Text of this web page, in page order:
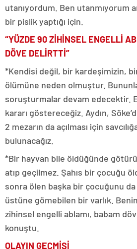
utanıyordum. Ben utanmıyorum
bir pislik yaptığı için.
“YÜZDE 90 ZİHİNSEL ENGELLİ
DÖVE DELİRTTİ”
*Kendisi değil, bir kardeşimizin,
ölümüne neden olmuştur.
soruşturmalar devam edecektir.
kararı göstereceğiz. Aydın,
2 mezarın da açılması için
bulunacağız.
*Bir hayvan bile öldüğünde
atıp geçilmez. Şahıs bir çocuğu
sonra ölen başka bir çocuğunu
üstüne gömebilen bir varlık.
zihinsel engelli ablamı, babam
konuştu.
OLAYIN GEÇMİŞİ